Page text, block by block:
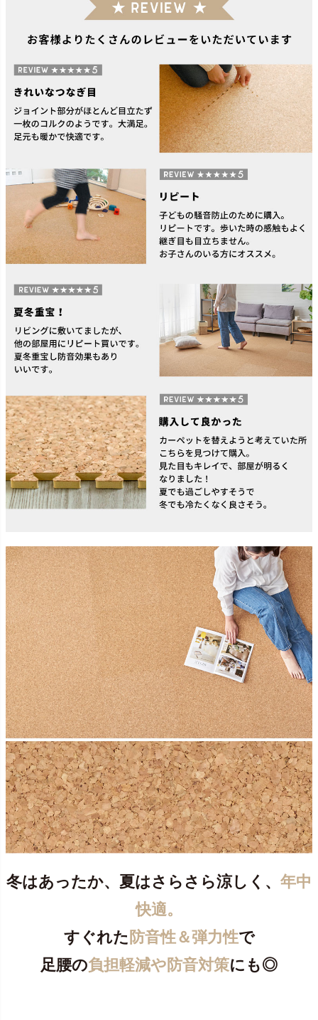
冬はあったか、夏はさらさら涼しく、 年中
快適。
すぐれた 防音性＆弾力性で
足腰の負担軽減や防音対策にも◎